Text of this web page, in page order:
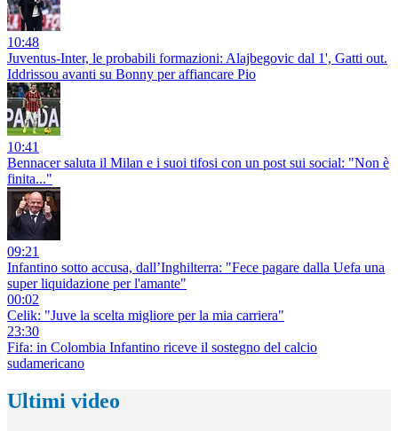
10:48
Juventus-Inter, le probabili formazioni: Alajbegovic dal 1', Gatti out.
Iddrissou avanti su Bonny per affiancare Pio
10:41
Bennacer saluta il Milan e i suoi tifosi con un post sui social: "Non è
finita..."
09:21
Infantino sotto accusa, dall’Inghilterra: "Fece pagare dalla Uefa una
super liquidazione per l'amante"
00:02
Celik: "Juve la scelta migliore per la mia carriera"
23:30
Fifa: in Colombia Infantino riceve il sostegno del calcio
sudamericano
Ultimi video